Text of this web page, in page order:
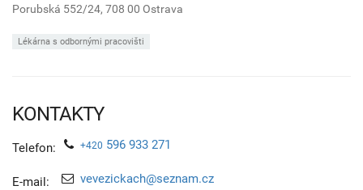
Porubská 552/24, 708 00 Ostrava
Lékárna s odbornými pracovišti
KONTAKTY
Telefon: +420 596 933 271
E-mail: vevezickach@seznam.cz